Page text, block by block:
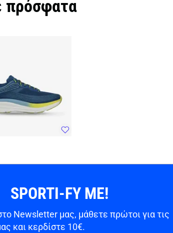
πρόσφατα
SPORTI-FY ME!
Newsletter μας, μάθετε πρώτοι για τις
και κερδίστε 10€.